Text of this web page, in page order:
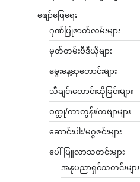
ဖျော်ဖြေရေး
ဂုဏ်ပြုဇာတ်လမ်းများ
မှတ်တမ်းဗီဒီယိုများ
မွေးနေ့ဆုတောင်းများ
သီချင်းတောင်းဆိုခြင်းများ
ဝတ္ထု/ကာတွန်း/ကဗျာများ
ဆောင်းပါး/မဂ္ဂဇင်းများ
ပေါ်ပြူလာသတင်းများ
အနုပညာရှင်သတင်းများ